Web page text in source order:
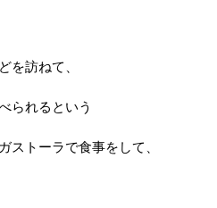
を訪ねて、
られるという
トーラで食事をして、